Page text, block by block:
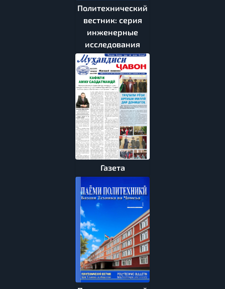
Политехнический
вестник: серия
инженерные
исследования
Газета